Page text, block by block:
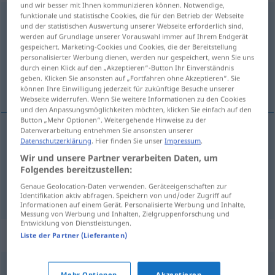
Kohlenpott m
Übersicht aller Übersetzungen
(Für mehr Details die Übersetzung anklicken/antippen)
la Ruhr
Beispiele
der Kohlenpott UMG
Ruhr
Synonyme für "Kohlenpott"
und wir besser mit Ihnen kommunizieren können. Notwendige,
funktionale und statistische Cookies, die für den Betrieb der Webseite
und der statistischen Auswertung unserer Webseite erforderlich sind,
werden auf Grundlage unserer Vorauswahl immer auf Ihrem Endgerät
gespeichert. Marketing-Cookies und Cookies, die der Bereitstellung
personalisierter Werbung dienen, werden nur gespeichert, wenn Sie uns
durch einen Klick auf den „Akzeptieren“-Button Ihr Einverständnis
geben. Klicken Sie ansonsten auf „Fortfahren ohne Akzeptieren“. Sie
können Ihre Einwilligung jederzeit für zukünftige Besuche unserer
Webseite widerrufen. Wenn Sie weitere Informationen zu den Cookies
und den Anpassungsmöglichkeiten möchten, klicken Sie einfach auf den
Button „Mehr Optionen“. Weitergehende Hinweise zu der
Datenverarbeitung entnehmen Sie ansonsten unserer
Datenschutzerklärung. Hier finden Sie unserImpressum.
Wir und unsere Partner verarbeiten Daten, um
Folgendes bereitzustellen:
Genaue Geolocation-Daten verwenden. Geräteeigenschaften zur
Identifikation aktiv abfragen. Speichern von und/oder Zugriff auf
Informationen auf einem Gerät. Personalisierte Werbung und Inhalte,
Messung von Werbung und Inhalten, Zielgruppenforschung und
Entwicklung von Dienstleistungen.
Liste der Partner (Lieferanten)